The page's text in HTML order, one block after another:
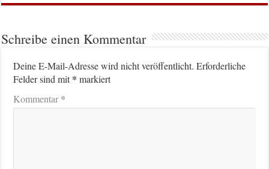
Schreibe einen Kommentar
Deine E-Mail-Adresse wird nicht veröffentlicht. Erforderliche
Felder sind mit* markiert
Kommentar*